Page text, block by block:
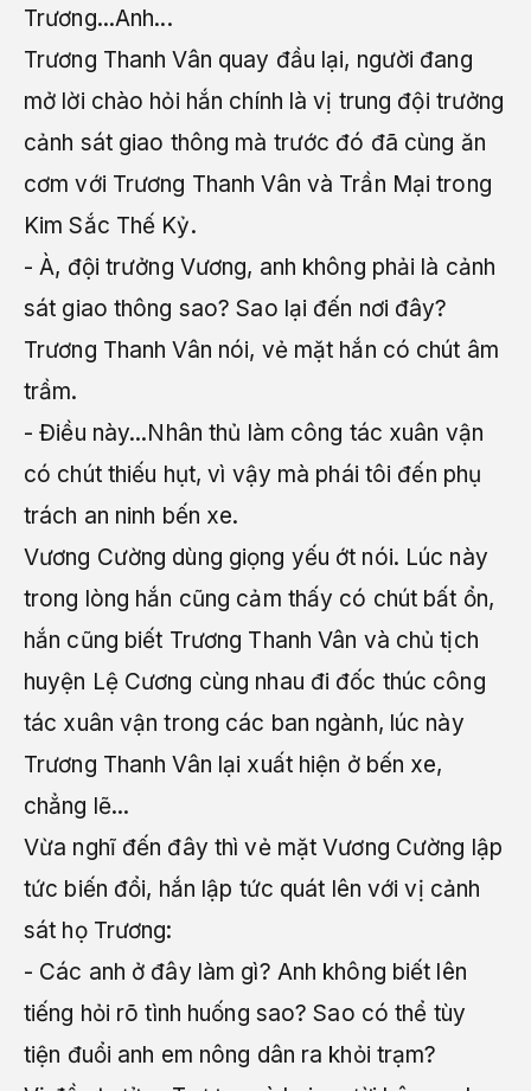
Trương...Anh...
Trương Thanh Vân quay đầu lại, người đang
mở lời chào hỏi hắn chính là vị trung đội trưởng
cảnh sát giao thông mà trước đó đã cùng ăn
cơm với Trương Thanh Vân và Trần Mại trong
Kim Sắc Thế Kỷ.
- À, đội trưởng Vương, anh không phải là cảnh
sát giao thông sao? Sao lại đến nơi đây?
Trương Thanh Vân nói, vẻ mặt hắn có chút âm
trầm.
- Điều này...Nhân thủ làm công tác xuân vận
có chút thiếu hụt, vì vậy mà phái tôi đến phụ
trách an ninh bến xe.
Vương Cường dùng giọng yếu ớt nói. Lúc này
trong lòng hắn cũng cảm thấy có chút bất ổn,
hắn cũng biết Trương Thanh Vân và chủ tịch
huyện Lệ Cương cùng nhau đi đốc thúc công
tác xuân vận trong các ban ngành, lúc này
Trương Thanh Vân lại xuất hiện ở bến xe,
chẳng lẽ...
Vừa nghĩ đến đây thì vẻ mặt Vương Cường lập
tức biến đổi, hắn lập tức quát lên với vị cảnh
sát họ Trương:
- Các anh ở đây làm gì? Anh không biết lên
tiếng hỏi rõ tình huống sao? Sao có thể tùy
tiện đuổi anh em nông dân ra khỏi trạm?